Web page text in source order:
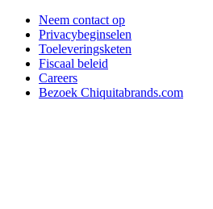
Neem contact op
Privacybeginselen
Toeleveringsketen
Fiscaal beleid
Careers
Bezoek Chiquitabrands.com